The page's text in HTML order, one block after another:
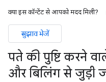
क्या इस कॉन्टेंट से आपको मदद मिली?
सुझाव भेजें
पते की पुष्टि करने
और बिलिंग से जुड़ी